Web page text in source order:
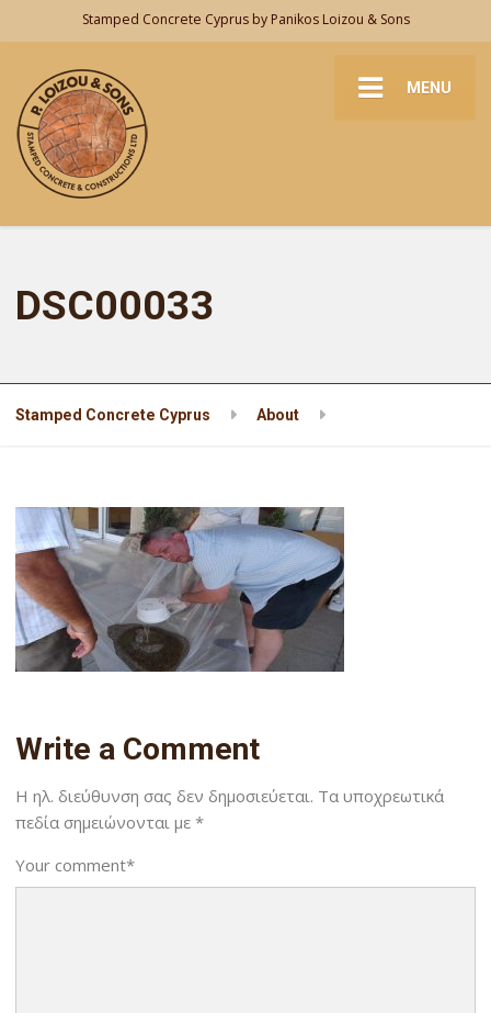
Stamped Concrete Cyprus by Panikos Loizou & Sons
MENU
DSC00033
Stamped Concrete Cyprus About
Write a Comment
Η ηλ. διεύθυνση σας δεν δημοσιεύεται. Τα υποχρεωτικά
πεδία σημειώνονται με*
Your comment*